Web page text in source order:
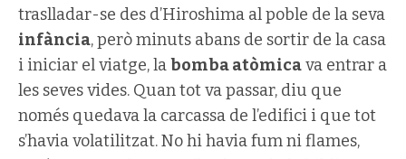
traslladar-se des d’Hiroshima al poble de la seva
infància, però minuts abans de sortir de la casa
i iniciar el viatge, labomba atòmicava entrar a
les seves vides. Quan tot va passar, diu que
només quedava la carcassa de l’edifici i que tot
s’havia volatilitzat. No hi havia fum ni flames,